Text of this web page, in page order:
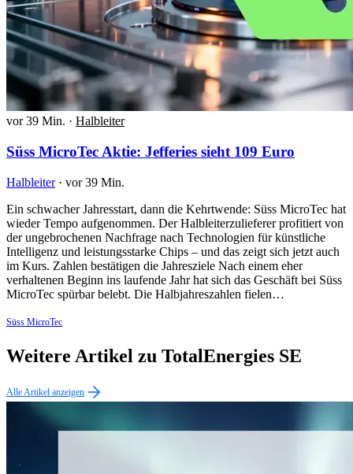
vor 39 Min. · Halbleiter
Süss MicroTec Aktie: Jefferies sieht 109 Euro
Halbleiter · vor 39 Min.
Ein schwacher Jahresstart, dann die Kehrtwende: Süss MicroTec hat
wieder Tempo aufgenommen. Der Halbleiterzulieferer profitiert von
der ungebrochenen Nachfrage nach Technologien für künstliche
Intelligenz und leistungsstarke Chips – und das zeigt sich jetzt auch
im Kurs. Zahlen bestätigen die Jahresziele Nach einem eher
verhaltenen Beginn ins laufende Jahr hat sich das Geschäft bei Süss
MicroTec spürbar belebt. Die Halbjahreszahlen fielen…
Süss MicroTec
Weitere Artikel zu TotalEnergies SE
Alle Artikel anzeigen